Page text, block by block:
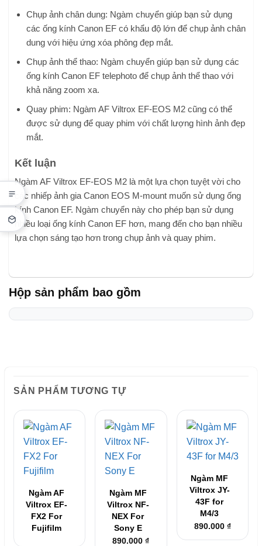
Chụp ảnh chân dung: Ngàm chuyển giúp bạn sử dụng
các ống kính Canon EF có khẩu độ lớn để chụp ảnh chân
dung với hiệu ứng xóa phông đẹp mắt.
Chụp ảnh thể thao: Ngàm chuyển giúp bạn sử dụng các
ống kính Canon EF telephoto để chụp ảnh thể thao với
khả năng zoom xa.
Quay phim: Ngàm AF Viltrox EF-EOS M2 cũng có thể
được sử dụng để quay phim với chất lượng hình ảnh đẹp
mắt.
Kết luận
Ngàm AF Viltrox EF-EOS M2 là một lựa chọn tuyệt vời cho
các nhiếp ảnh gia Canon EOS M-mount muốn sử dụng ống
kính Canon EF. Ngàm chuyển này cho phép bạn sử dụng
nhiều loại ống kính Canon EF hơn, mang đến cho bạn nhiều
lựa chọn sáng tạo hơn trong chụp ảnh và quay phim.
Hộp sản phẩm bao gồm
SẢN PHẨM TƯƠNG TỰ
Ngàm AF
Viltrox EF-
FX2 For
Fujifilm
Ngàm MF
Viltrox NF-
NEX For
Sony E
890.000₫
Ngàm MF
Viltrox JY-
43F for
M4/3
890.000 ₫